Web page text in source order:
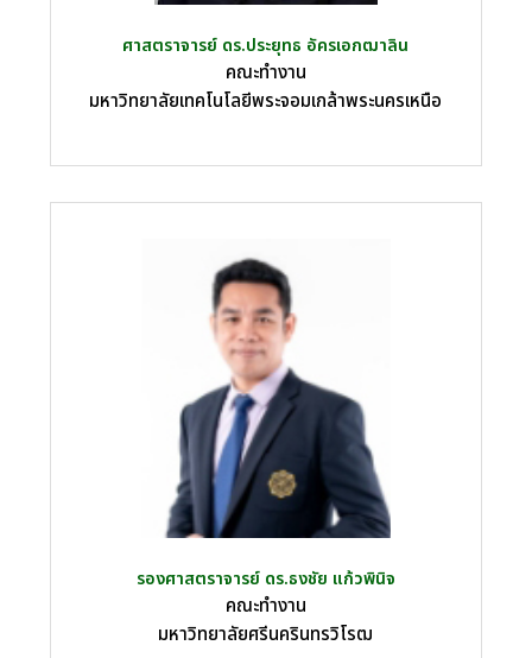
ศาสตราจารย์ ดร.ประยุทธ อัครเอกฒาลิน
คณะทำงาน
มหาวิทยาลัยเทคโนโลยีพระจอมเกล้าพระนครเหนือ
รองศาสตราจารย์ ดร.ธงชัย แก้วพินิจ
คณะทำงาน
มหาวิทยาลัยศรีนครินทรวิโรฒ